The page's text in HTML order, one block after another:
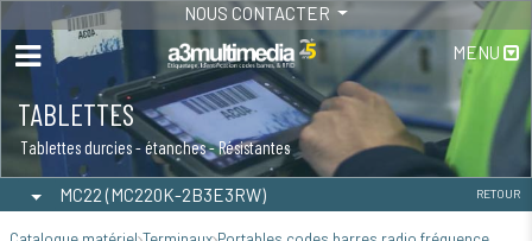
NOUS CONTACTER
MENU
TABLETTES
Tablettes durcies - étanches - Résistantes
MC22 (MC220K-2B3E3RW) RETOUR